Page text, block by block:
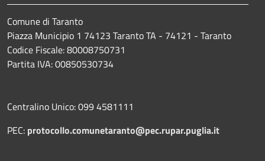
Comune di Taranto
Piazza Municipio 1 74123 Taranto TA - 74121 - Taranto
Codice Fiscale: 80008750731
Partita IVA: 00850530734
Centralino Unico: 099 4581111
PEC: protocollo.comunetaranto@pec.rupar.puglia.it